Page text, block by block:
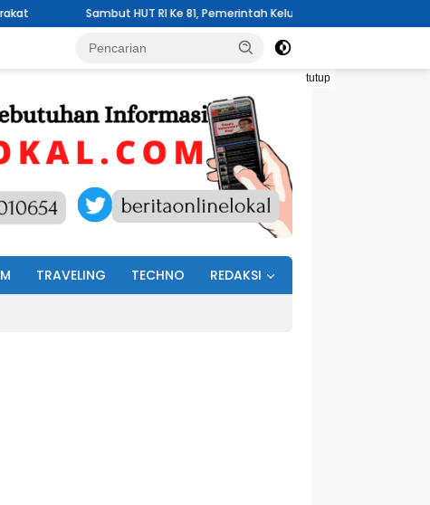
HUT RI Ke 81, Pemerintah Kelurahan Wawali Mengelar Jumat Bersih
tutup
TRAVELING TECHNO REDAKSI